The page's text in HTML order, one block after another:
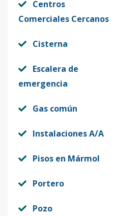
Centros
Comerciales Cercanos
Cisterna
Escalera de
emergencia
Gas común
Instalaciones A/A
Pisos en Mármol
Portero
Pozo